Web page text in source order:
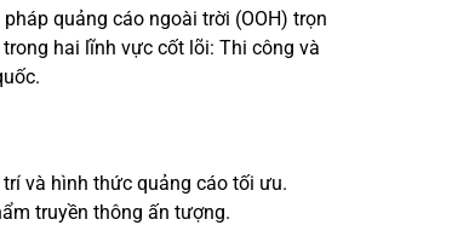
quảng cáo ngoài trời (OOH) trọn
hai lĩnh vực cốt lõi: Thi công và
và hình thức quảng cáo tối ưu.
truyền thông ấn tượng.